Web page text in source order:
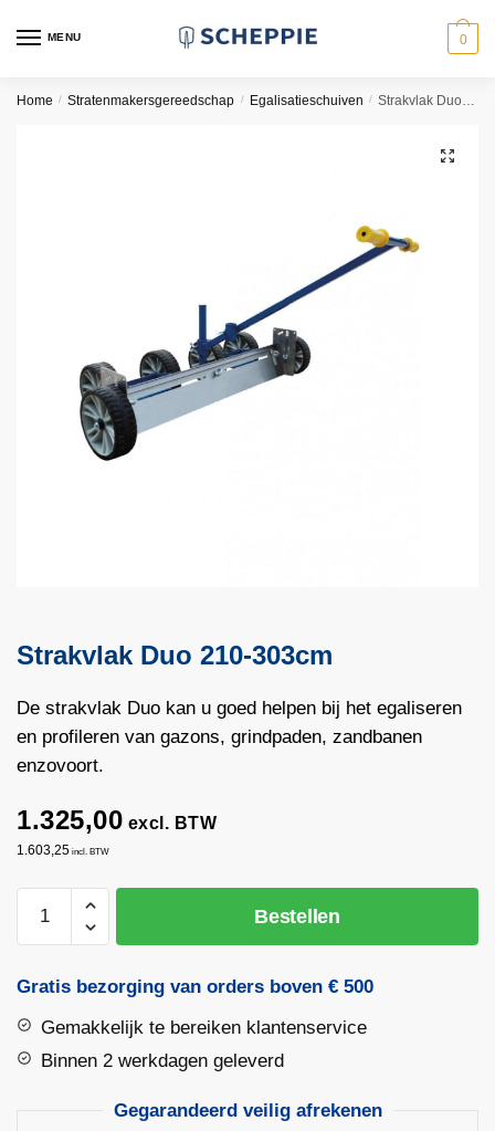
MENU 0
Home / Stratenmakersgereedschap / Egalisatieschuiven / Strakvlak Duo 210-303cm
🔍
Strakvlak Duo 210-303cm
De strakvlak Duo kan u goed helpen bij het egaliseren
en profileren van gazons, grindpaden, zandbanen
enzovoort.
1.325,00 excl. BTW
1.603,25 incl. BTW
Duo
303cm
Bestellen
Gratis bezorging van orders boven € 500
Gemakkelijk te bereiken klantenservice
Binnen 2 werkdagen geleverd
Gegarandeerd veilig afrekenen